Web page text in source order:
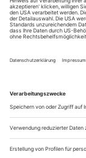
Screening 10/19
Zwei komplett
Theater in
McGregor,
Ensemblegründer